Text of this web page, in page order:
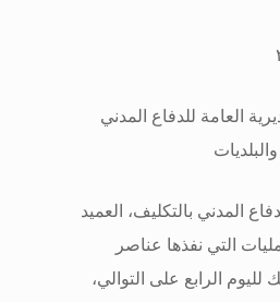
العامة للدفاع المدني
المدني بالتكليف، العميد
التي نفذها عناصر
لليوم الرابع على التوالي،